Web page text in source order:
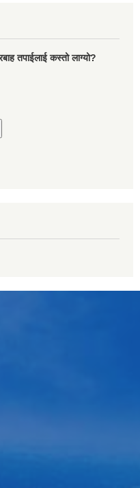
तपाईलाई कस्तो लाग्यो?